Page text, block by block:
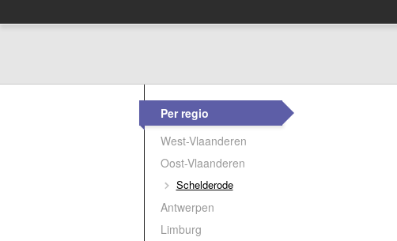
Per regio
West-Vlaanderen
Oost-Vlaanderen
Schelderode
Antwerpen
Limburg